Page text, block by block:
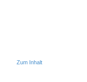
Zum Inhalt